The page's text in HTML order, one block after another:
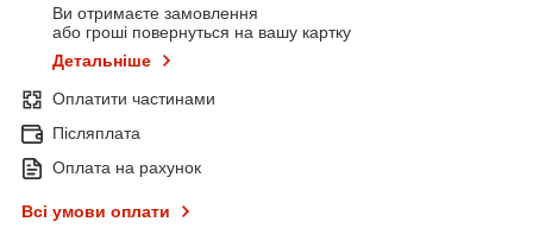
Ви отримаєте замовлення
або гроші повернуться на вашу картку
Детальніше
Оплатити частинами
Післяплата
Оплата на рахунок
Всі умови оплати